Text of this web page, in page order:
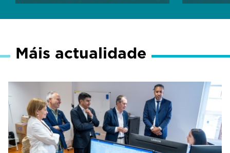
Máis actualidade